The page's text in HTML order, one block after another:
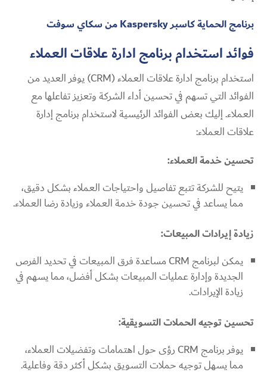
برنامج الحماية كاسبر Kaspersky من سكاي سوفت
فوائد استخدام برنامج ادارة علاقات العملاء
استخدام برنامج ادارة علاقات العملاء (CRM) يوفر العديد من
الفوائد التي تسهم في تحسين أداء الشركة وتعزيز تفاعلها مع
العملاء. إليك بعض الفوائد الرئيسية لاستخدام برنامج إدارة
علاقات العملاء:
تحسين خدمة العملاء:
يتيح للشركة تتبع تفاصيل واحتياجات العملاء بشكل دقيق،
مما يساعد في تحسين جودة خدمة العملاء وزيادة رضا العملاء.
زيادة إيرادات المبيعات:
يمكن لبرنامج CRM مساعدة فرق المبيعات في تحديد الفرص
الجديدة وإدارة عمليات المبيعات بشكل أفضل، مما يسهم في
زيادة الإيرادات.
تحسين توجيه الحملات التسويقية:
يوفر برنامج CRM رؤى حول اهتمامات وتفضيلات العملاء،
مما يسهل توجيه حملات التسويق بشكل أكثر دقة وفاعلية.